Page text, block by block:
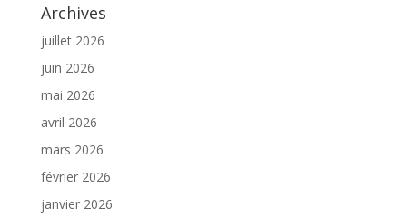
Archives
juillet 2026
juin 2026
mai 2026
avril 2026
mars 2026
février 2026
janvier 2026